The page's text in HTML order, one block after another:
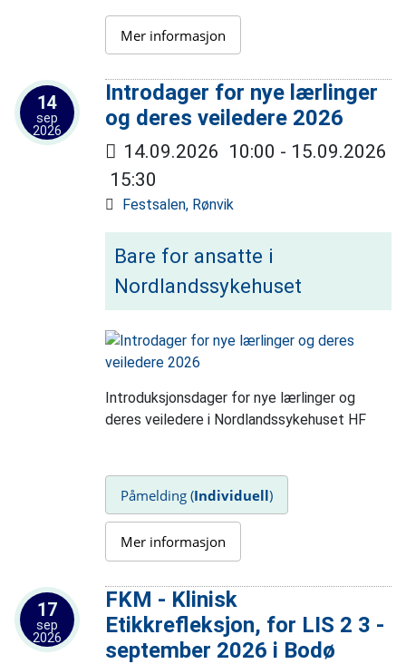
Mer informasjon
14
sep
2026
Introdager for nye lærlinger
og deres veiledere 2026
14.09.2026 10:00 - 15.09.2026
15:30
Festsalen, Rønvik
Bare for ansatte i
Nordlandssykehuset
Introduksjonsdager for nye lærlinger og
deres veiledere i Nordlandssykehuset HF
Påmelding (Individuell)
Mer informasjon
17
sep
2026
FKM - Klinisk
Etikkrefleksjon, for LIS 2 3 -
september 2026 i Bodø